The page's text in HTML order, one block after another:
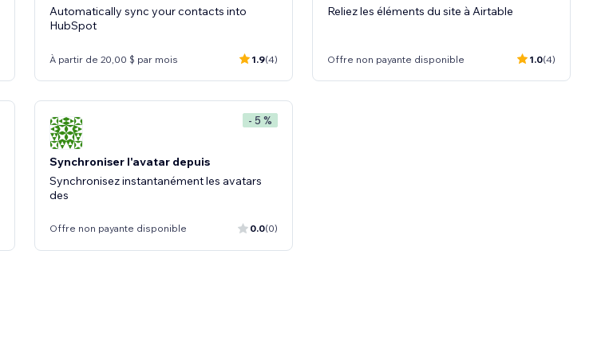
Automatically sync your contacts into
HubSpot
À partir de 20,00 $ par mois 1.9(4)
Reliez les éléments du site à Airtable
Offre non payante disponible 1.0(4)
- 5 %
Synchroniser l'avatar depuis
Synchronisez instantanément les avatars
des
Offre non payante disponible 0.0(0)